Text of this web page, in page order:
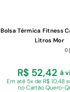
Bolsa Térmica Fitness
Litros Mor
0
R$ 52,42 à
Em até 5x de R$ 10,48
no Cartão Quero-